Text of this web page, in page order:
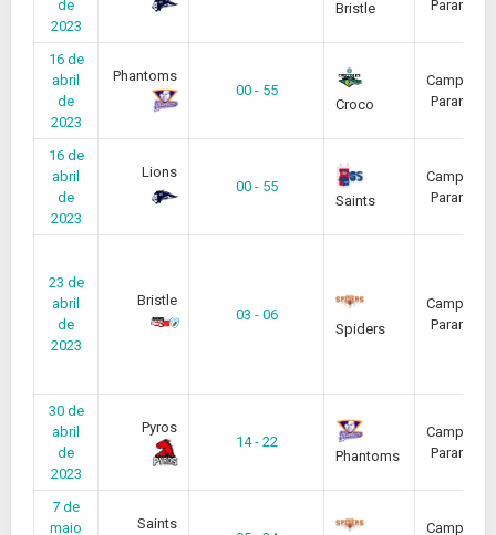
de
2023
Bristle
16 de
abril
de
2023
Phantoms
00 - 55
Croco
16 de
abril
de
2023
Lions
00 - 55
Saints
23 de
abril
de
2023
Bristle
03 - 06
Spiders
30 de
abril
de
2023
Pyros
14 - 22
Phantoms
7 de
maio
Saints